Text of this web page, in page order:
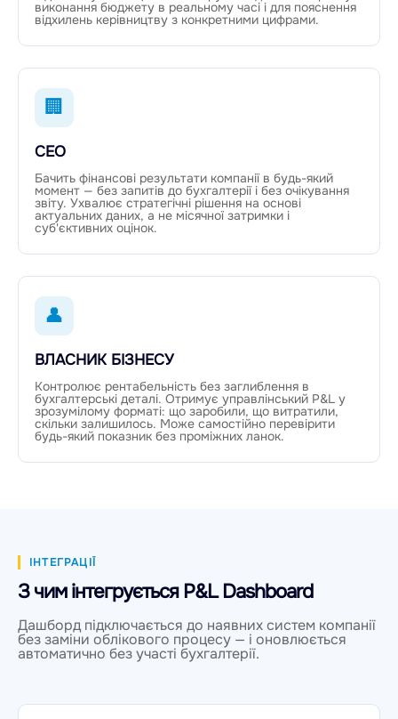
виконання бюджету в реальному часі і для пояснення
відхилень керівництву з конкретними цифрами.
🏢
CEO
Бачить фінансові результати компанії в будь-який
момент — без запитів до бухгалтерії і без очікування
звіту. Ухвалює стратегічні рішення на основі
актуальних даних, а не місячної затримки і
суб'єктивних оцінок.
👤
ВЛАСНИК БІЗНЕСУ
Контролює рентабельність без заглиблення в
бухгалтерські деталі. Отримує управлінський P&L у
зрозумілому форматі: що заробили, що витратили,
скільки залишилось. Може самостійно перевірити
будь-який показник без проміжних ланок.
ІНТЕГРАЦІЇ
З чим інтегрується P&L Dashboard
Дашборд підключається до наявних систем компанії
без заміни облікового процесу — і оновлюється
автоматично без участі бухгалтерії.